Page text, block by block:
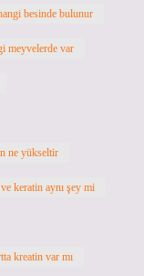
besinde bulunur
meyvelerde var
ne yükseltir
keratin aynı şey mi
kreatin var mı